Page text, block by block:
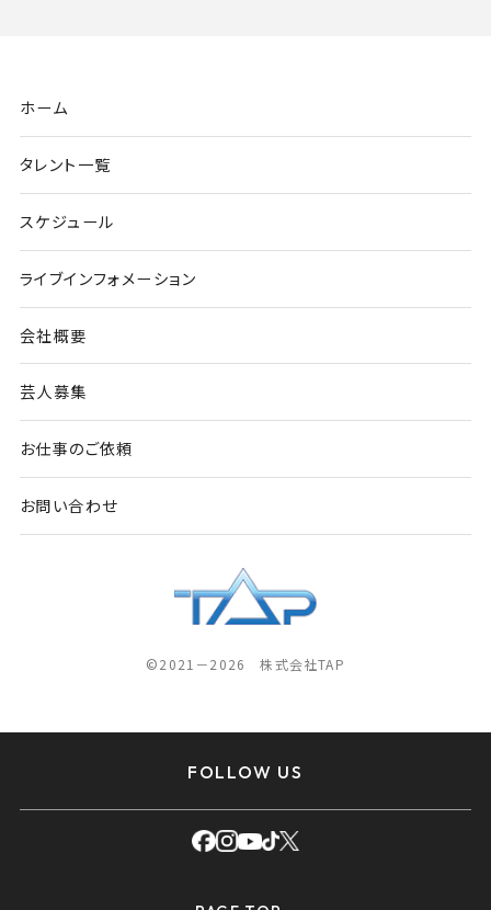
ホーム
タレント一覧
スケジュール
ライブインフォメーション
会社概要
芸人募集
お仕事のご依頼
お問い合わせ
©2021－2026 株式会社TAP
FOLLOW US